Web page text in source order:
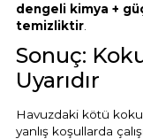
dengeli kimya +
temizliktir
Sonuç:
Uyarıdır
Havuzdaki kötü
yanlış koşullarda